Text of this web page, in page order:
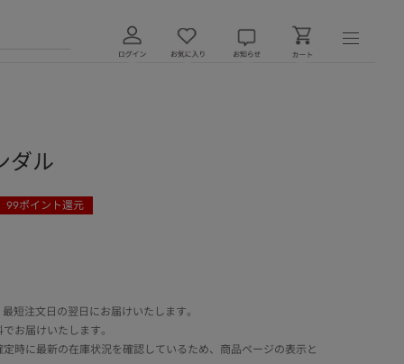
ダル
99ポイント還元
短注文日の翌日にお届けいたします。
お届けいたします。
時に最新の在庫状況を確認しているため、商品ページの表示と